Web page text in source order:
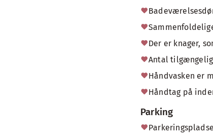
Der er knager,
Antal
Håndvasken er
Håndtag på
Parking